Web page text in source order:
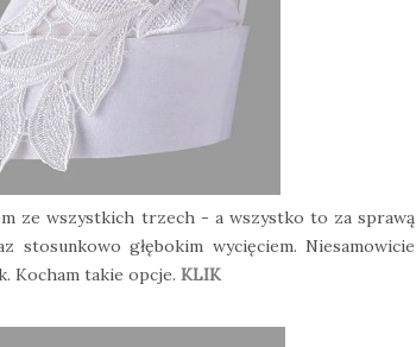
ze wszystkich trzech - a wszystko to za sprawą
głębokim wycięciem. Niesamowicie
Kocham takie opcje. KLIK